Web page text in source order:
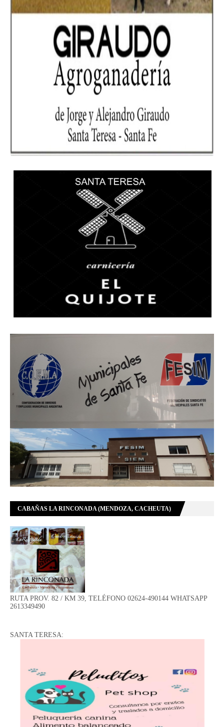
CABAÑAS LA RINCONADA (MENDOZA, CACHEUTA)
RUTA PROV. 82 / KM 39, TELÉFONO 02624-490144 WHATSAPP
2613349490
SANTA TERESA: